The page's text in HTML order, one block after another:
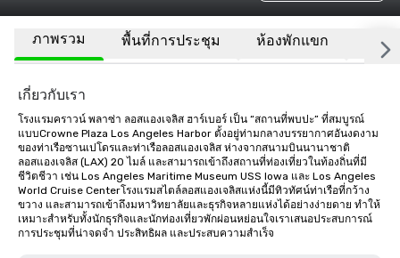
ภาพรวม พื้นที่การประชุม ห้องพักแขก สถา
เกี่ยวกับเรา
โรงแรมคราวน์ พลาซ่า ลอสแองเจลิส ฮาร์เบอร์ เป็น “สถานที่พบปะ” ที่สมบูรณ์
แบบCrowne Plaza Los Angeles Harbor ตั้งอยู่ท่ามกลางบรรยากาศอันงดงาม
ของท่าเรือซานเปโดรและท่าเรือลอสแองเจลิส ห่างจากสนามบินนานาชาติ
ลอสแองเจลิส (LAX) 20 ไมล์ และสามารถเข้าถึงสถานที่ท่องเที่ยวในท้องถิ่นที่มี
ชีวิตชีวา เช่น Los Angeles Maritime Museum USS Iowa และ Los Angeles
World Cruise Centerโรงแรมสไตล์ลอสแองเจลิสแห่งนี้มีทิวทัศน์ท่าเรือที่กว้าง
ขวาง และสามารถเข้าถึงมหาวิทยาลัยและธุรกิจหลายแห่งได้อย่างง่ายดาย ทำให้
เหมาะสำหรับทั้งนักธุรกิจและนักท่องเที่ยวพักผ่อนหย่อนใจเราเสนอประสบการณ์
การประชุมที่น่าจดจำ ประสิทธิผล และประสบความสำเร็จ